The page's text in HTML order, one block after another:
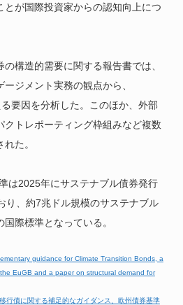
とが国際投資家からの認知向上につ
構造的需要に関する報告書では、
ジメント実務の観点から、
要因を分析した。このほか、外部
クトレポーティング枠組みなど複数
た。
は2025年にサステナブル債券発行
り、約7兆ドル規模のサステナブル
際標準となっている。
guidance for Climate Transition Bonds, a
EuGB and a paper on structural demand for
行債に関する補足的なガイダンス、欧州債券基準